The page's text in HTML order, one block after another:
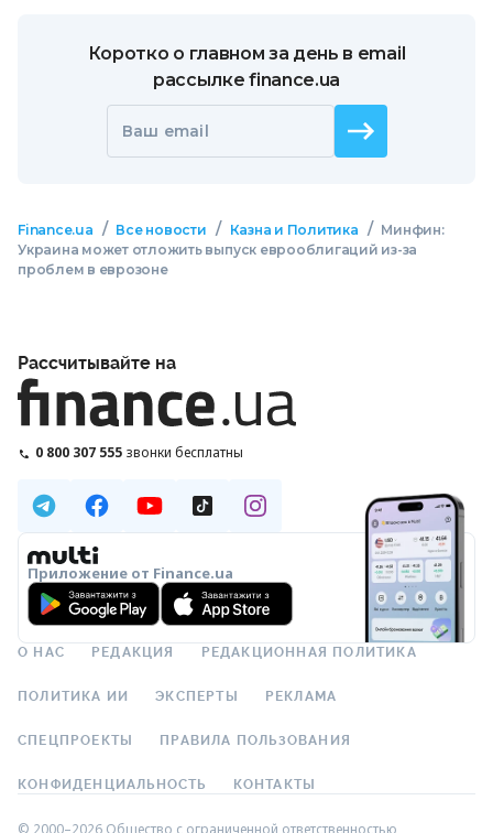
Коротко о главном за день в email
рассылке finance.ua
Ваш email
Finance.ua / Все новости / Казна и Политика / Минфин:
Украина может отложить выпуск еврооблигаций из-за
проблем в еврозоне
Рассчитывайте на
0 800 307 555 звонки бесплатны
Приложение от Finance.ua
О НАС РЕДАКЦИЯ РЕДАКЦИОННАЯ ПОЛИТИКА
ПОЛИТИКА ИИ ЭКСПЕРТЫ РЕКЛАМА
СПЕЦПРОЕКТЫ ПРАВИЛА ПОЛЬЗОВАНИЯ
КОНФИДЕНЦИАЛЬНОСТЬ КОНТАКТЫ
© 2000–2026 Общество с ограниченной ответственностью